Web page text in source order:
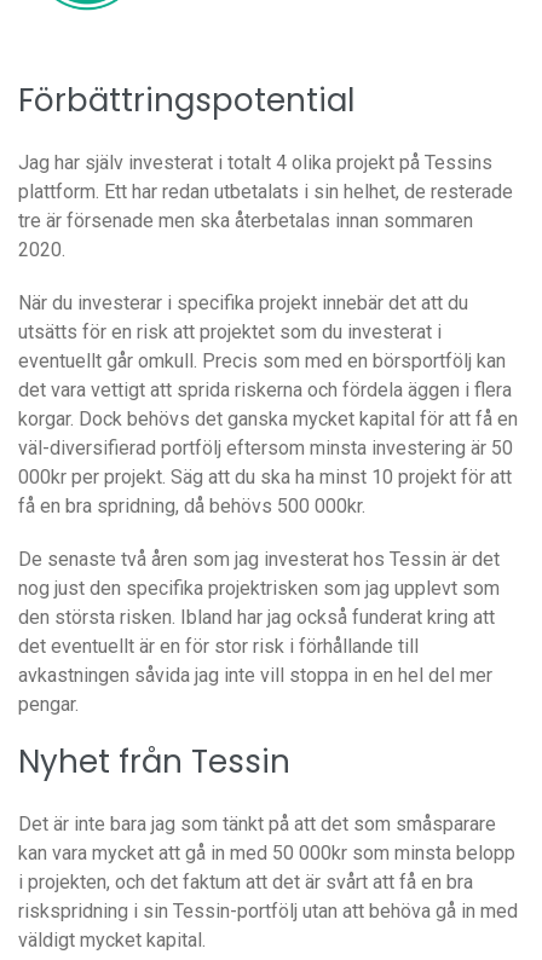
Förbättringspotential
Jag har själv investerat i totalt 4 olika projekt på Tessins
plattform. Ett har redan utbetalats i sin helhet, de resterade
tre är försenade men ska återbetalas innan sommaren
2020.
När du investerar i specifika projekt innebär det att du
utsätts för en risk att projektet som du investerat i
eventuellt går omkull. Precis som med en börsportfölj kan
det vara vettigt att sprida riskerna och fördela äggen i flera
korgar. Dock behövs det ganska mycket kapital för att få en
väl-diversifierad portfölj eftersom minsta investering är 50
000kr per projekt. Säg att du ska ha minst 10 projekt för att
få en bra spridning, då behövs 500 000kr.
De senaste två åren som jag investerat hos Tessin är det
nog just den specifika projektrisken som jag upplevt som
den största risken. Ibland har jag också funderat kring att
det eventuellt är en för stor risk i förhållande till
avkastningen såvida jag inte vill stoppa in en hel del mer
pengar.
Nyhet från Tessin
Det är inte bara jag som tänkt på att det som småsparare
kan vara mycket att gå in med 50 000kr som minsta belopp
i projekten, och det faktum att det är svårt att få en bra
riskspridning i sin Tessin-portfölj utan att behöva gå in med
väldigt mycket kapital.